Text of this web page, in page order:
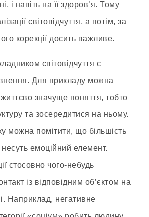
і навіть на її здоров’я. Тому
світовідчуття, а потім, за
корекції досить важливе.
світовідчуття є
Для прикладу можна
значуще поняття, тобто
та зосередитися на ньому.
можна помітити, що більшість
несуть емоційний елемент.
стосовно чого-небудь
із відповідним об’єктом на
Наприклад, негативне